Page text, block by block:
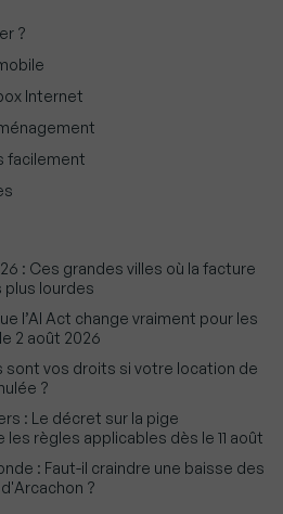
?
Internet
facilement
: Ces grandes villes où la facture
plus lourdes
l’AI Act change vraiment pour les
2 août 2026
sont vos droits si votre location de
?
: Le décret sur la pige
règles applicables dès le 11 août
: Faut-il craindre une baisse des
?